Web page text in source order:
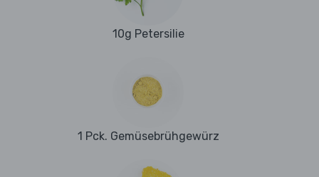
10g Petersilie
1 Pck. Gemüsebrühgewürz